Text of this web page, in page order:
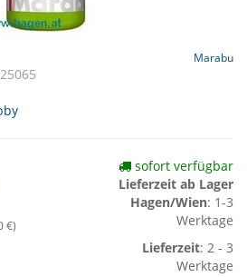
Marabu
€)
sofort verfügbar
Lieferzeit ab Lager
Hagen/Wien: 1-3
Werktage
Lieferzeit: 2 - 3
Werktage